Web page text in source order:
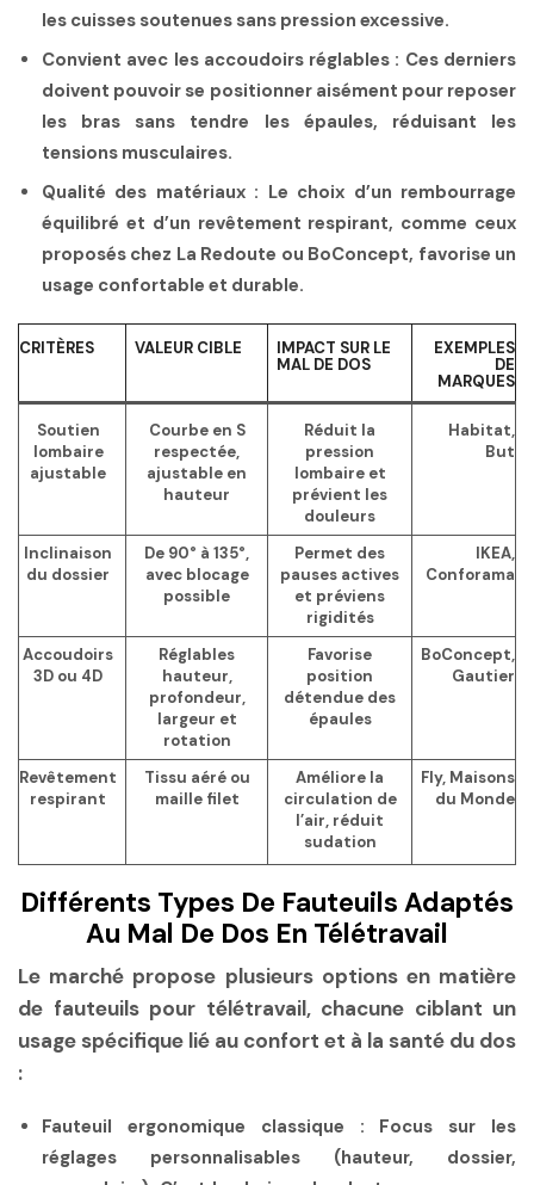
les cuisses soutenues sans pression excessive.
Convient avec les accoudoirs réglables : Ces derniers
doivent pouvoir se positionner aisément pour reposer
les bras sans tendre les épaules, réduisant les
tensions musculaires.
Qualité des matériaux: Le choix d’un rembourrage
équilibré et d’un revêtement respirant, comme ceux
proposés chez La Redoute ou BoConcept, favorise un
usage confortable et durable.
CRITÈRES VALEUR CIBLE
IMPACT SUR LE
MAL DE DOS
EXEMPLES
DE
MARQUES
Soutien
lombaire
ajustable
Courbe en S
respectée,
ajustable en
hauteur
Réduit la
pression
lombaire et
prévient les
douleurs
Habitat,
But
Inclinaison
du dossier
De 90° à 135°,
avec blocage
possible
Permet des
pauses actives
et préviens
rigidités
IKEA,
Conforama
Accoudoirs
3D ou 4D
Réglables
hauteur,
profondeur,
largeur et
rotation
Favorise
position
détendue des
épaules
BoConcept,
Gautier
Revêtement
respirant
Tissu aéré ou
maille filet
Améliore la
circulation de
l’air, réduit
sudation
Fly, Maisons
du Monde
Différents Types De Fauteuils Adaptés
Au Mal De Dos En Télétravail
Le marché propose plusieurs options en matière
de fauteuils pour télétravail, chacune ciblant un
usage spécifique lié au confort et à la santé du dos
:
Fauteuil ergonomique classique : Focus sur les
réglages personnalisables (hauteur, dossier,